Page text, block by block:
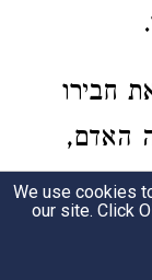
חבירו
האדם,
בשגגה
We use cookies
our site. Click